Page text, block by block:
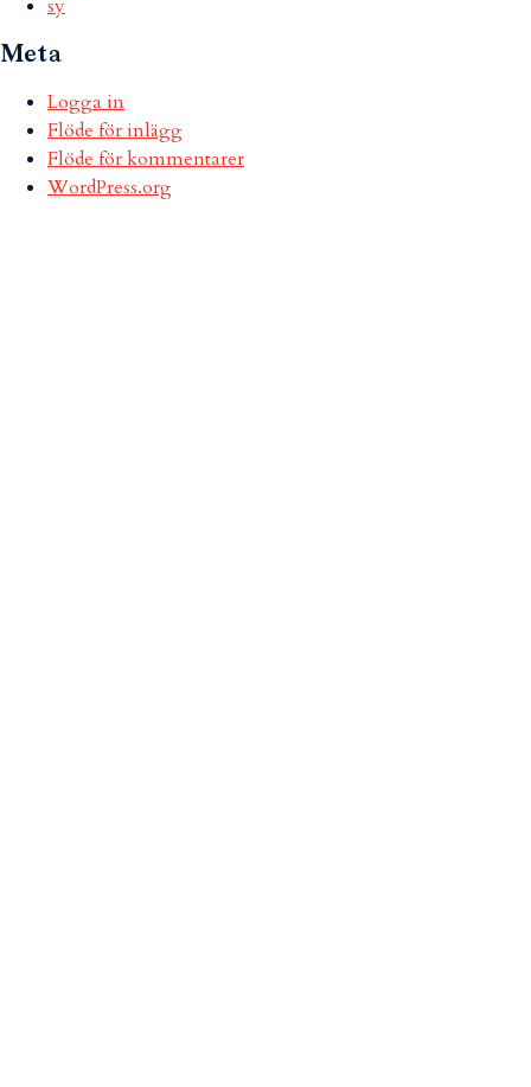
sy
Meta
Logga in
Flöde för inlägg
Flöde för kommentarer
WordPress.org